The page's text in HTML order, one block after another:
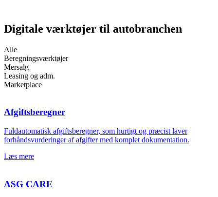
Digitale værktøjer til autobranchen
Alle
Beregningsværktøjer
Mersalg
Leasing og adm.
Marketplace
Afgiftsberegner
Fuldautomatisk afgiftsberegner, som hurtigt og præcist laver
forhåndsvurderinger af afgifter med komplet dokumentation.
Læs mere
ASG CARE